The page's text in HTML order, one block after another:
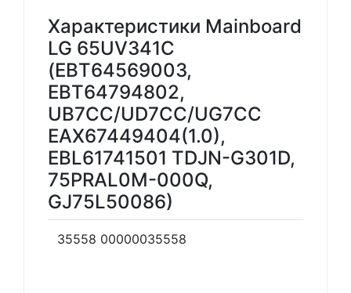
Характеристики Mainboard
LG 65UV341C
(EBT64569003,
EBT64794802,
UB7CC/UD7CC/UG7CC
EAX67449404(1.0),
EBL61741501 TDJN-G301D,
75PRAL0M-000Q,
GJ75L50086)
35558 00000035558